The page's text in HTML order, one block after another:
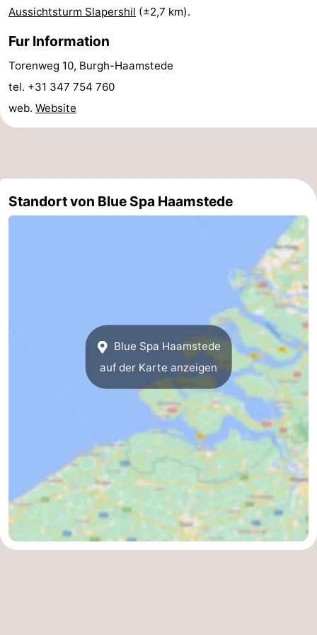
Rundfahrten
-
Indoor-
Spielplätze
-
Bowling
Zentren
Dörfer
&
Natur
Schwimmbader
Golfplatze
Surfen
-
Sportangeln
-
Aussichtsturm Slapershil (±2,7 km).
Fur Information
Torenweg 10, Burgh-Haamstede
tel. +31 347 754 760
web. Website
Standort von Blue Spa Haamstede
Blue Spa Haamstede
auf der Karte anzeigen